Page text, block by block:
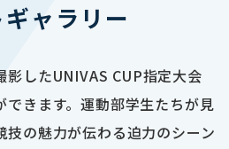
ャラリー
影したUNIVAS CUP指定大会
できます。運動部学生たちが見
の魅力が伝わる迫力のシーン